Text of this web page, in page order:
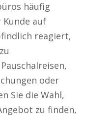
häufig
Kunde auf
reagiert,
oder
Sie die Wahl,
zu finden,